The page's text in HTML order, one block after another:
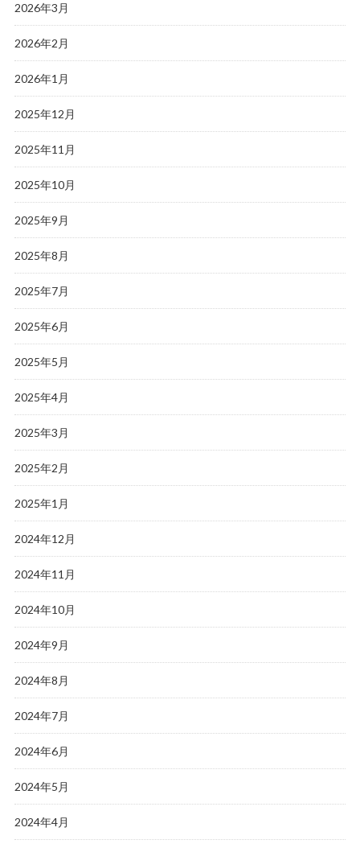
2026年3月
2026年2月
2026年1月
2025年12月
2025年11月
2025年10月
2025年9月
2025年8月
2025年7月
2025年6月
2025年5月
2025年4月
2025年3月
2025年2月
2025年1月
2024年12月
2024年11月
2024年10月
2024年9月
2024年8月
2024年7月
2024年6月
2024年5月
2024年4月